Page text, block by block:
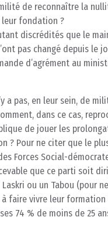
de reconnaître la
leur fondation ?
discrédités que le
pas changé depuis le
d’agrément au
a pas, en leur sein, de
dans ce cas,
de jouer les
? Pour ne citer que le
Forces Social-
que ce parti soit
Laskri ou un Tabou (pour
à faire vivre leur formation
74 % de moins de 25